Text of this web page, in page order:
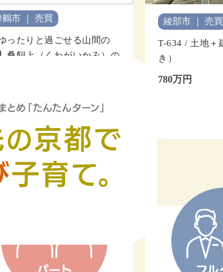
綾部市 ｜ 売買
T-634 / 土地＋建物（農地付
き）
福知山市
A、B棟：
込み）